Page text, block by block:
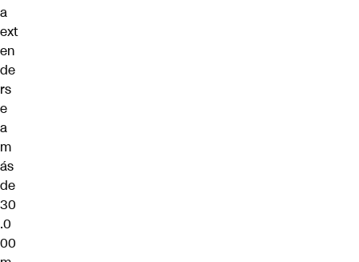
a
ext
en
de
rs
e
a
m
ás
de
30
.0
00